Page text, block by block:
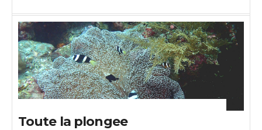
Toute la plongee